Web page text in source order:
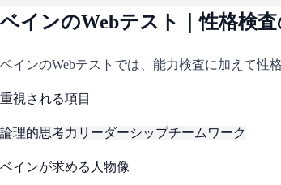
ベインのWebテスト｜性格検
ベインのWebテストでは、能力検査に加えて性
重視される項目
論理的思考力 リーダーシップチームワーク
ベインが求める人物像